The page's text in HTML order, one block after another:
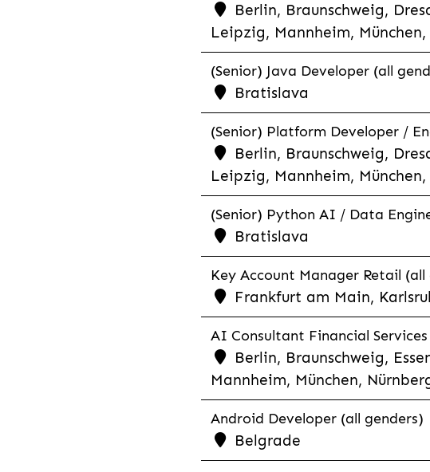
Berlin, Braunschweig,
Leipzig, Mannheim,
(Senior) Java Developer (all
Bratislava
(Senior) Platform Developer /
Berlin, Braunschweig,
Leipzig, Mannheim,
(Senior) Python AI / Data
Bratislava
Key Account Manager Retail (all
Frankfurt am Main,
AI Consultant Financial
Berlin, Braunschweig,
Mannheim, München,
Android Developer (all genders)
Belgrade